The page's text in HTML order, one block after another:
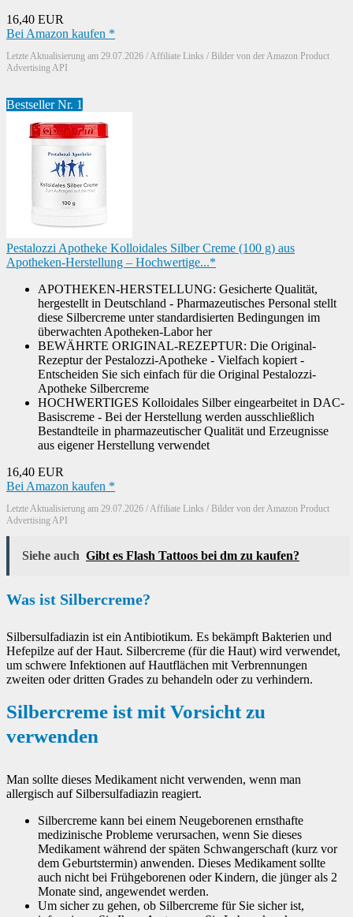
16,40 EUR
Bei Amazon kaufen *
Letzte Aktualisierung am 29.07.2026 / Affiliate Links / Bilder von der Amazon Product
Advertising API
Bestseller Nr. 1
Pestalozzi Apotheke Kolloidales Silber Creme (100 g) aus
Apotheken-Herstellung – Hochwertige...*
APOTHEKEN-HERSTELLUNG: Gesicherte Qualität,
hergestellt in Deutschland - Pharmazeutisches Personal stellt
diese Silbercreme unter standardisierten Bedingungen im
überwachten Apotheken-Labor her
BEWÄHRTE ORIGINAL-REZEPTUR: Die Original-
Rezeptur der Pestalozzi-Apotheke - Vielfach kopiert -
Entscheiden Sie sich einfach für die Original Pestalozzi-
Apotheke Silbercreme
HOCHWERTIGES Kolloidales Silber eingearbeitet in DAC-
Basiscreme - Bei der Herstellung werden ausschließlich
Bestandteile in pharmazeutischer Qualität und Erzeugnisse
aus eigener Herstellung verwendet
16,40 EUR
Bei Amazon kaufen *
Letzte Aktualisierung am 29.07.2026 / Affiliate Links / Bilder von der Amazon Product
Advertising API
Siehe auch Gibt es Flash Tattoos bei dm zu kaufen?
Was ist Silbercreme?
Silbersulfadiazin ist ein Antibiotikum. Es bekämpft Bakterien und
Hefepilze auf der Haut. Silbercreme (für die Haut) wird verwendet,
um schwere Infektionen auf Hautflächen mit Verbrennungen
zweiten oder dritten Grades zu behandeln oder zu verhindern.
Silbercreme ist mit Vorsicht zu
verwenden
Man sollte dieses Medikament nicht verwenden, wenn man
allergisch auf Silbersulfadiazin reagiert.
Silbercreme kann bei einem Neugeborenen ernsthafte
medizinische Probleme verursachen, wenn Sie dieses
Medikament während der späten Schwangerschaft (kurz vor
dem Geburtstermin) anwenden. Dieses Medikament sollte
auch nicht bei Frühgeborenen oder Kindern, die jünger als 2
Monate sind, angewendet werden.
Um sicher zu gehen, ob Silbercreme für Sie sicher ist,